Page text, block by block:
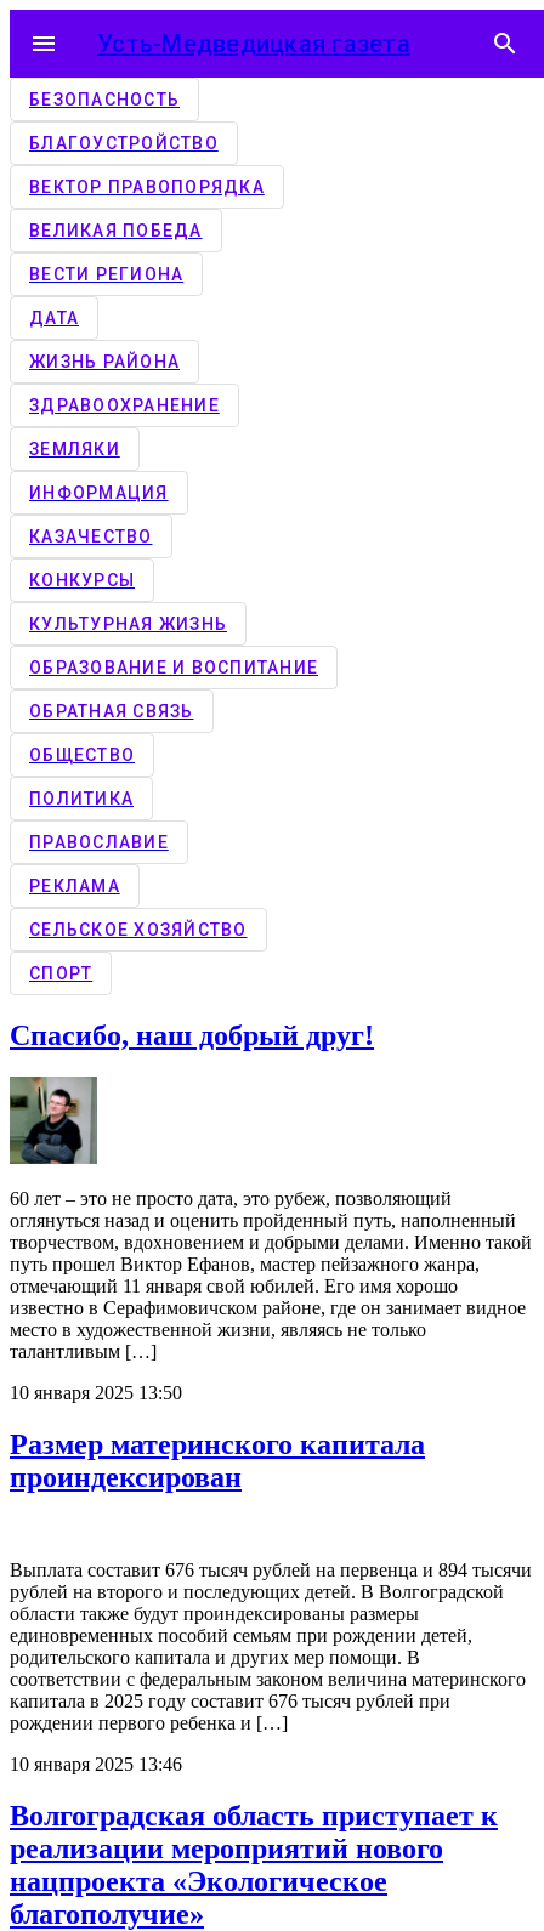
menu Усть-Медведицкая газета search
БЕЗОПАСНОСТЬ
БЛАГОУСТРОЙСТВО
ВЕКТОР ПРАВОПОРЯДКА
ВЕЛИКАЯ ПОБЕДА
ВЕСТИ РЕГИОНА
ДАТА
ЖИЗНЬ РАЙОНА
ЗДРАВООХРАНЕНИЕ
ЗЕМЛЯКИ
ИНФОРМАЦИЯ
КАЗАЧЕСТВО
КОНКУРCЫ
КУЛЬТУРНАЯ ЖИЗНЬ
ОБРАЗОВАНИЕ И ВОСПИТАНИЕ
ОБРАТНАЯ СВЯЗЬ
ОБЩЕСТВО
ПОЛИТИКА
ПРАВОСЛАВИЕ
РЕКЛАМА
СЕЛЬСКОЕ ХОЗЯЙСТВО
СПОРТ
Спасибо, наш добрый друг!
60 лет – это не просто дата, это рубеж, позволяющий
оглянуться назад и оценить пройденный путь, наполненный
творчеством, вдохновением и добрыми делами. Именно такой
путь прошел Виктор Ефанов, мастер пейзажного жанра,
отмечающий 11 января свой юбилей. Его имя хорошо
известно в Серафимовичском районе, где он занимает видное
место в художественной жизни, являясь не только
талантливым […]
10 января 2025 13:50
Размер материнского капитала
проиндексирован
Выплата составит 676 тысяч рублей на первенца и 894 тысячи
рублей на второго и последующих детей. В Волгоградской
области также будут проиндексированы размеры
единовременных пособий семьям при рождении детей,
родительского капитала и других мер помощи. В
соответствии с федеральным законом величина материнского
капитала в 2025 году составит 676 тысяч рублей при
рождении первого ребенка и […]
10 января 2025 13:46
Волгоградская область приступает к
реализации мероприятий нового
нацпроекта «Экологическое
благополучие»